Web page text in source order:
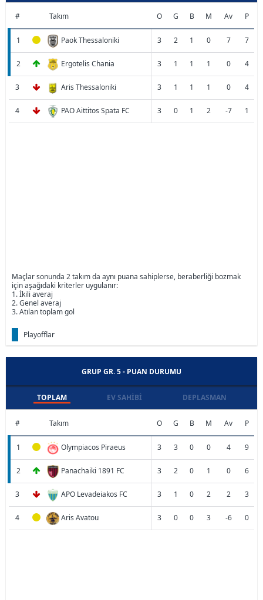
# Takım O G B M Av P
1 Paok Thessaloniki 3 2 1 0 7 7
2 Ergotelis Chania 3 1 1 1 0 4
3 Aris Thessaloniki 3 1 1 1 0 4
4 PAO Aittitos Spata FC 3 0 1 2 -7 1
Maçlar sonunda 2 takım da aynı puana sahiplerse, beraberliği bozmak
için aşağıdaki kriterler uygulanır:
1. İkili averaj
2. Genel averaj
3. Atılan toplam gol
Playofflar
GRUP GR. 5 - PUAN DURUMU
TOPLAM EV SAHIBI DEPLASMAN
# Takım O G B M Av P
1 Olympiacos Piraeus 3 3 0 0 4 9
2 Panachaiki 1891 FC 3 2 0 1 0 6
3 APO Levadeiakos FC 3 1 0 2 2 3
4 Aris Avatou 3 0 0 3 -6 0